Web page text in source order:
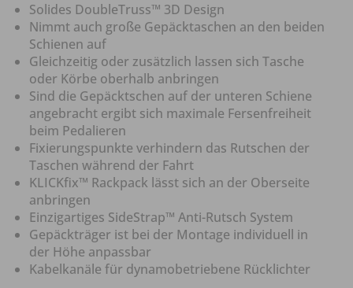
Solides DoubleTruss™ 3D Design
Nimmt auch große Gepäcktaschen an den beiden
Schienen auf
Gleichzeitig oder zusätzlich lassen sich Tasche
oder Körbe oberhalb anbringen
Sind die Gepäcktschen auf der unteren Schiene
angebracht ergibt sich maximale Fersenfreiheit
beim Pedalieren
Fixierungspunkte verhindern das Rutschen der
Taschen während der Fahrt
KLICKfix™ Rackpack lässt sich an der Oberseite
anbringen
Einzigartiges SideStrap™ Anti-Rutsch System
Gepäckträger ist bei der Montage individuell in
der Höhe anpassbar
Kabelkanäle für dynamobetriebene Rücklichter